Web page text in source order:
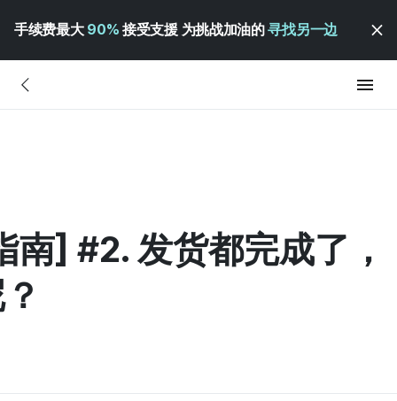
手续费最大 90% 接受支援 为挑战加油的寻找另一边
] #2. 发货都完成了，